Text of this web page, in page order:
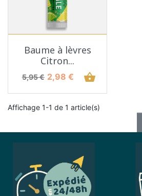
Baume à lèvres
Citron...
Prix de base
5,95 € Prix
2,98 € shopping_basket
Affichage 1-1 de 1 article(s)